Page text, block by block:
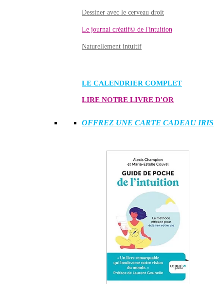
Dessiner avec le cerveau droit
Le journal créatif© de l'intuition
Naturellement intuitif
LE CALENDRIER COMPLET
LIRE NOTRE LIVRE D'OR
OFFREZ UNE CARTE CADEAU IRIS